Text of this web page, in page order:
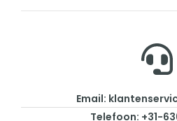
Email:
Telefoon: +31-